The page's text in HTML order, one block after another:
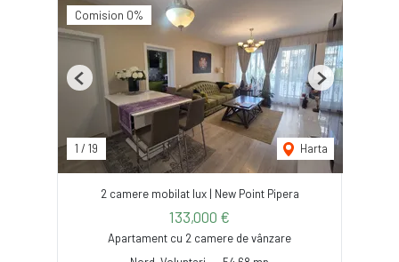
Comision 0%
1 / 19 Harta
Previous Next
2 camere mobilat lux | New Point Pipera
133,000 €
Apartament cu 2 camere de vânzare